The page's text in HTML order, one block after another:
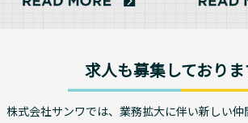
求人も募集しておりま
株式会社サンワでは、業務拡大に伴い新しい仲